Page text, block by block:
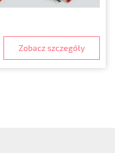
Zobacz szczegóły